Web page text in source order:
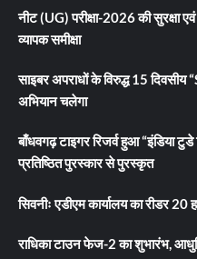
नीट (UG) परीक्षा-2026 की सुरक्षा
व्यापक समीक्षा
साइबर अपराधों के विरुद्ध 15
अभियान चलेगा
बाँधवगढ़ टाइगर रिजर्व हुआ “इंडिया
प्रतिष्ठित पुरस्कार से पुरस्कृत
सिवनीः एडीएम कार्यालय का रीडर 20
राधिका टाउन फेज-2 का शुभारंभ,